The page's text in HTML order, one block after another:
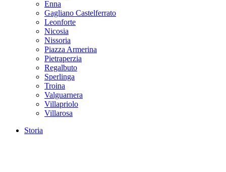
Enna
Gagliano Castelferrato
Leonforte
Nicosia
Nissoria
Piazza Armerina
Pietraperzia
Regalbuto
Sperlinga
Troina
Valguarnera
Villapriolo
Villarosa
Storia